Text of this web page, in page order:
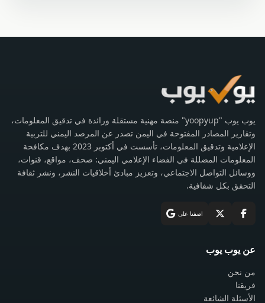
يوب يوب "yoopyup" منصة مهنية مستقلة ورائدة في تدقيق المعلومات،
وتقارير المصادر المفتوحة في اليمن تصدر عن المرصد اليمني للتربية
الإعلامية وتدقيق المعلومات، تأسست في أكتوبر 2023 بهدف مكافحة
المعلومات المضللة في الفضاء الإعلامي اليمني: صحف، مواقع، قنوات،
ووسائل التواصل الاجتماعي، وتعزيز مبادئ أخلاقيات النشر، ونشر ثقافة
التحقق بكل شفافية.
اضفنا على
عن يوب يوب
من نحن
فريقنا
الأسئلة الشائعة